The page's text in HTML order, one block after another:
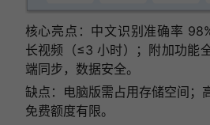
核心亮点：中文识别准确率
长视频（≤3 小时）；附加功能
端同步，数据安全。
缺点：电脑版需占用存储空间；
免费额度有限。